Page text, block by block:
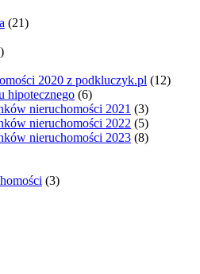
(21)
2020 z podkluczyk.pl (12)
hipotecznego (6)
nieruchomości 2021 (3)
nieruchomości 2022 (5)
nieruchomości 2023 (8)
(3)